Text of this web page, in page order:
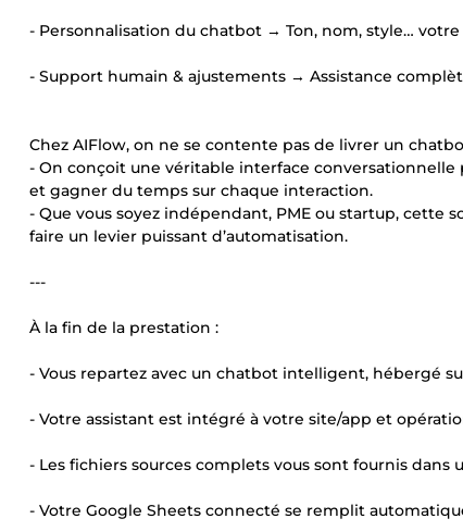
- Personnalisation du chatbot → Ton, nom, style…
- Support humain & ajustements → Assistance
Chez AIFlow, on ne se contente pas de livrer un
- On conçoit une véritable interface conversationnelle
et gagner du temps sur chaque interaction.
- Que vous soyez indépendant, PME ou startup, cette
faire un levier puissant d’automatisation.
---
À la fin de la prestation :
- Vous repartez avec un chatbot intelligent, hébergé
- Votre assistant est intégré à votre site/app et
- Les fichiers sources complets vous sont fournis dans
- Votre Google Sheets connecté se remplit